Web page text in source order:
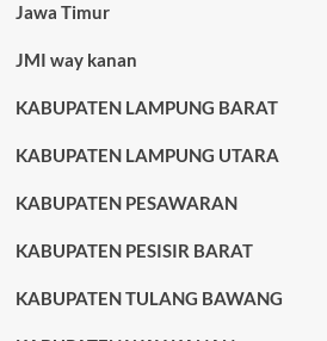
Jawa Timur
JMI way kanan
KABUPATEN LAMPUNG BARAT
KABUPATEN LAMPUNG UTARA
KABUPATEN PESAWARAN
KABUPATEN PESISIR BARAT
KABUPATEN TULANG BAWANG